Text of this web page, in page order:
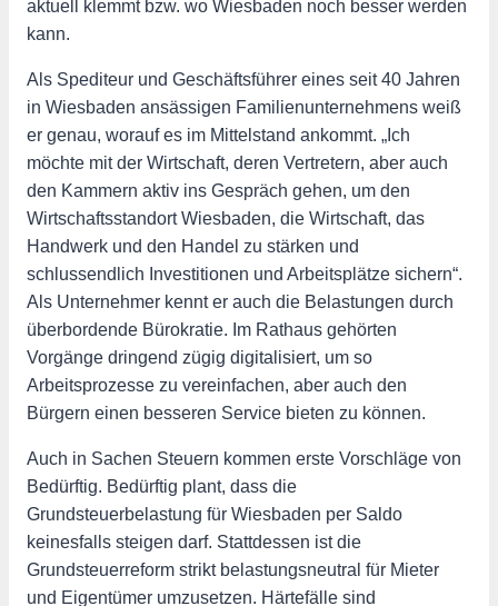
aktuell klemmt bzw. wo Wiesbaden noch besser werden
kann.
Als Spediteur und Geschäftsführer eines seit 40 Jahren
in Wiesbaden ansässigen Familienunternehmens weiß
er genau, worauf es im Mittelstand ankommt. „Ich
möchte mit der Wirtschaft, deren Vertretern, aber auch
den Kammern aktiv ins Gespräch gehen, um den
Wirtschaftsstandort Wiesbaden, die Wirtschaft, das
Handwerk und den Handel zu stärken und
schlussendlich Investitionen und Arbeitsplätze sichern“.
Als Unternehmer kennt er auch die Belastungen durch
überbordende Bürokratie. Im Rathaus gehörten
Vorgänge dringend zügig digitalisiert, um so
Arbeitsprozesse zu vereinfachen, aber auch den
Bürgern einen besseren Service bieten zu können.
Auch in Sachen Steuern kommen erste Vorschläge von
Bedürftig. Bedürftig plant, dass die
Grundsteuerbelastung für Wiesbaden per Saldo
keinesfalls steigen darf. Stattdessen ist die
Grundsteuerreform strikt belastungsneutral für Mieter
und Eigentümer umzusetzen. Härtefälle sind